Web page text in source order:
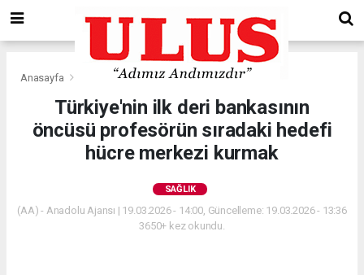
Anasayfa
Türkiye'nin ilk deri bankasının
öncüsü profesörün sıradaki hedefi
hücre merkezi kurmak
SAĞLIK
(AA) - Anadolu Ajansı | 19.03.2026 - 14:00, Güncelleme: 19.03.2026 - 13:36
3650+ kez okundu.